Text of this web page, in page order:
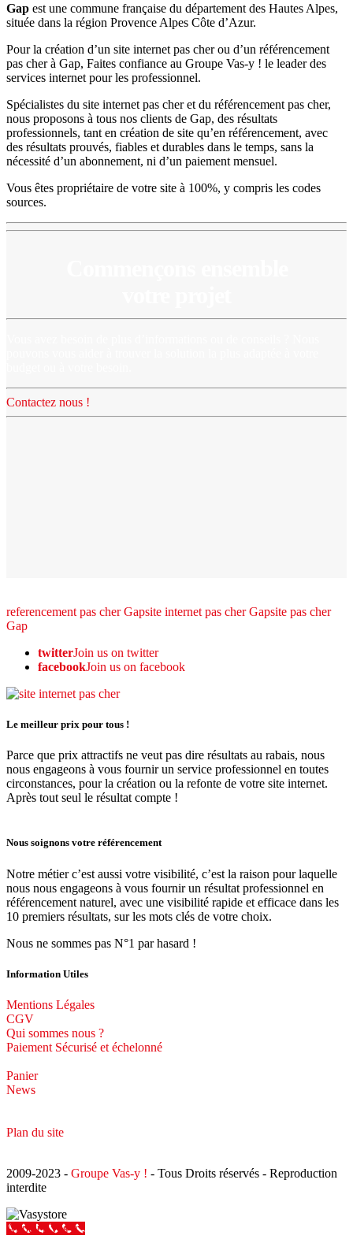
Gap est une commune française du département des Hautes Alpes,
située dans la région Provence Alpes Côte d’Azur.
Pour la création d’un site internet pas cher ou d’un référencement
pas cher à Gap, Faites confiance au Groupe Vas-y ! le leader des
services internet pour les professionnel.
Spécialistes du site internet pas cher et du référencement pas cher,
nous proposons à tous nos clients de Gap, des résultats
professionnels, tant en création de site qu’en référencement, avec
des résultats prouvés, fiables et durables dans le temps, sans la
nécessité d’un abonnement, ni d’un paiement mensuel.
Vous êtes propriétaire de votre site à 100%, y compris les codes
sources.
Contactez nous !
referencement pas cher Gapsite internet pas cher Gapsite pas cher
Gap
twitterJoin us on twitter
facebookJoin us on facebook
Le meilleur prix pour tous !
Parce que prix attractifs ne veut pas dire résultats au rabais, nous
nous engageons à vous fournir un service professionnel en toutes
circonstances, pour la création ou la refonte de votre site internet.
Après tout seul le résultat compte !
Nous soignons votre référencement
Notre métier c’est aussi votre visibilité, c’est la raison pour laquelle
nous nous engageons à vous fournir un résultat professionnel en
référencement naturel, avec une visibilité rapide et efficace dans les
10 premiers résultats, sur les mots clés de votre choix.
Nous ne sommes pas N°1 par hasard !
Information Utiles
Mentions Légales
CGV
Qui sommes nous ?
Paiement Sécurisé et échelonné
Panier
News
Plan du site
2009-2023 - Groupe Vas-y ! - Tous Droits réservés - Reproduction
interdite
Appeler Vas-y !